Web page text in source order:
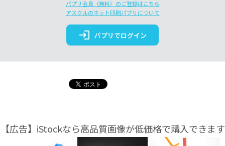
パプリ会員（無料）のご登録はこちら
アスクルのネット印刷パプリについて
login パプリでログイン
【広告】iStockなら高品質画像が低価格で購入できます